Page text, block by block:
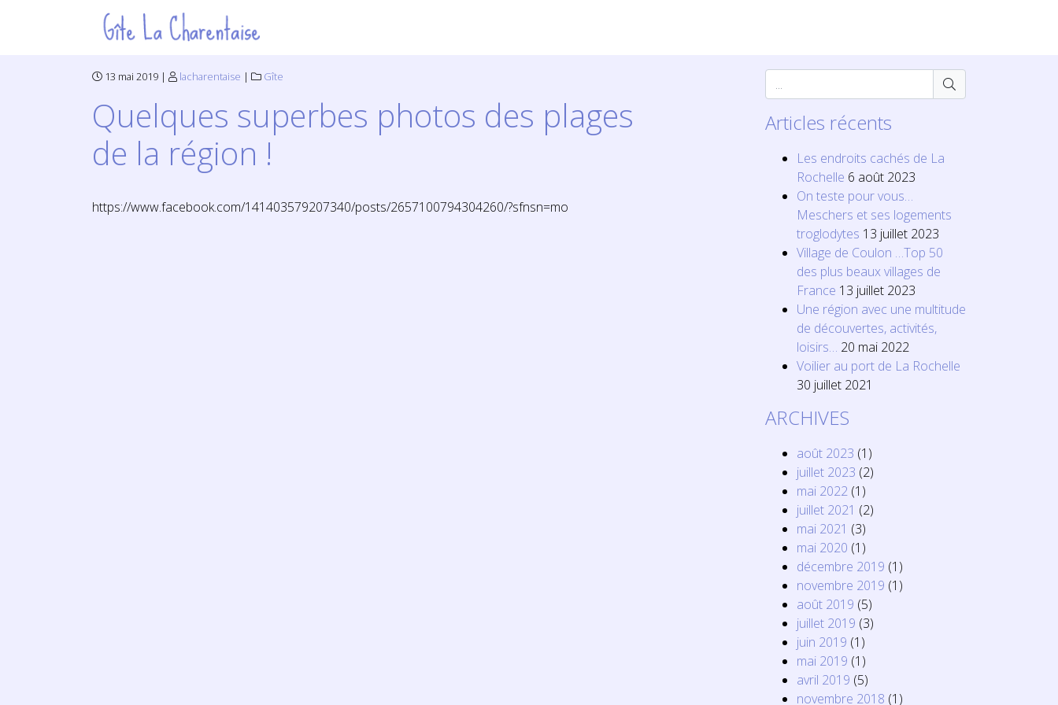
13 mai 2019 | lacharentaise | Gîte
Quelques superbes photos des plages
de la région !
https://www.facebook.com/141403579207340/posts/2657100794304260/?sfnsn=mo
Articles récents
Les endroits cachés de La
Rochelle 6 août 2023
On teste pour vous…
Meschers et ses logements
troglodytes 13 juillet 2023
Village de Coulon …Top 50
des plus beaux villages de
France 13 juillet 2023
Une région avec une multitude
de découvertes, activités,
loisirs… 20 mai 2022
Voilier au port de La Rochelle
30 juillet 2021
ARCHIVES
août 2023 (1)
juillet 2023 (2)
mai 2022 (1)
juillet 2021 (2)
mai 2021 (3)
mai 2020 (1)
décembre 2019 (1)
novembre 2019 (1)
août 2019 (5)
juillet 2019 (3)
juin 2019 (1)
mai 2019 (1)
avril 2019 (5)
novembre 2018 (1)